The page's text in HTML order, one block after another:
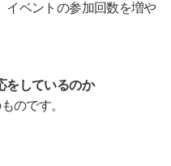
イベントの参加回数を増や
をしているのか
のです。